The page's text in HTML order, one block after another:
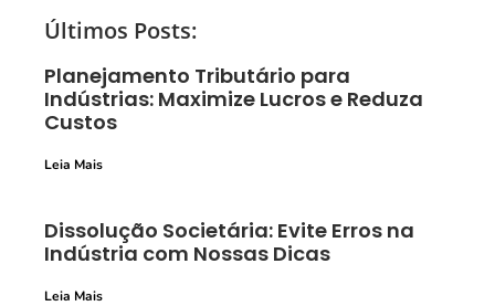
Últimos Posts:
Planejamento Tributário para
Indústrias: Maximize Lucros e Reduza
Custos
Leia Mais
Dissolução Societária: Evite Erros na
Indústria com Nossas Dicas
Leia Mais